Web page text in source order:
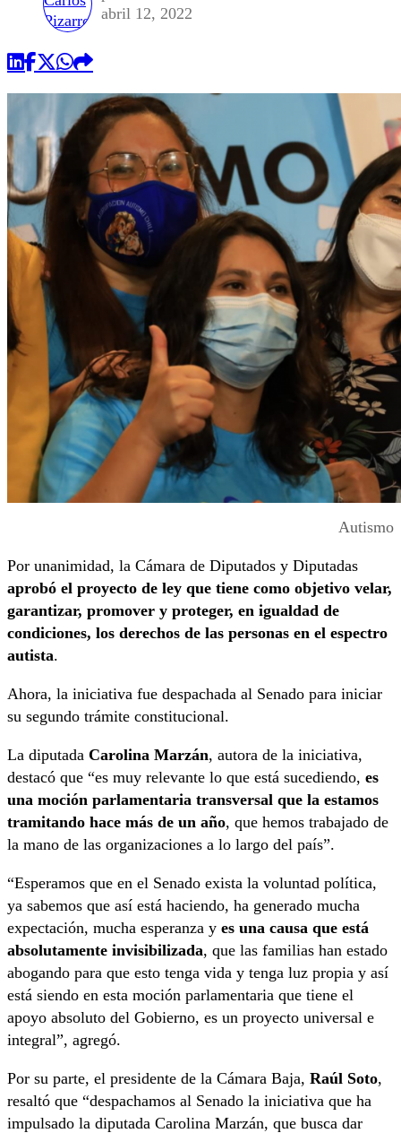
abril 12, 2022
Autismo
Por unanimidad, la Cámara de Diputados y Diputadas
aprobó el proyecto de ley que tiene como objetivo velar,
garantizar, promover y proteger, en igualdad de
condiciones, los derechos de las personas en el espectro
autista.
Ahora, la iniciativa fue despachada al Senado para iniciar
su segundo trámite constitucional.
La diputada Carolina Marzán, autora de la iniciativa,
destacó que “es muy relevante lo que está sucediendo, es
una moción parlamentaria transversal que la estamos
tramitando hace más de un año, que hemos trabajado de
la mano de las organizaciones a lo largo del país”.
“Esperamos que en el Senado exista la voluntad política,
ya sabemos que así está haciendo, ha generado mucha
expectación, mucha esperanza y es una causa que está
absolutamente invisibilizada, que las familias han estado
abogando para que esto tenga vida y tenga luz propia y así
está siendo en esta moción parlamentaria que tiene el
apoyo absoluto del Gobierno, es un proyecto universal e
integral”, agregó.
Por su parte, el presidente de la Cámara Baja, Raúl Soto,
resaltó que “despachamos al Senado la iniciativa que ha
impulsado la diputada Carolina Marzán, que busca dar